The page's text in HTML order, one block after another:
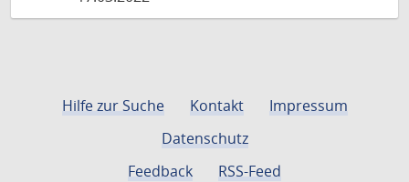
Hilfe zur Suche Kontakt
Impressum
Datenschutz
Feedback
RSS-Feed